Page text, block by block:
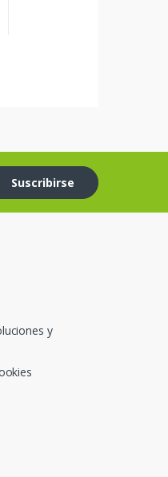
Suscribirse
y